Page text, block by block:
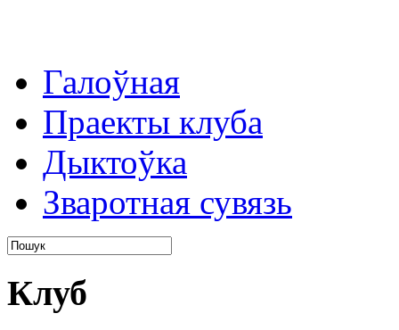
Галоўная
Праекты клуба
Дыктоўка
Зваротная сувязь
Клуб